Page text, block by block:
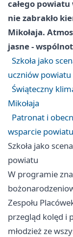
całego
nie zabrakło
Mikołaja.
jasne -
Szkoła jako
uczniów powiatu
Świąteczny
Mikołaja
Patronat i
wsparcie powiatu
Szkoła jako
powiatu
W programie
Zespołu
przegląd kolęd i
młodzież ze